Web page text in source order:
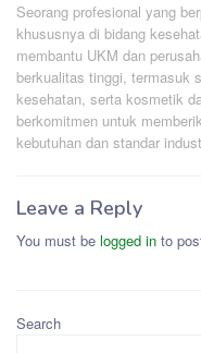
Seorang profesional yang
khususnya di bidang
membantu UKM dan
berkualitas tinggi, termasuk
kesehatan, serta kosmetik
berkomitmen untuk
kebutuhan dan standar
Leave a Reply
You must be logged in to
Search